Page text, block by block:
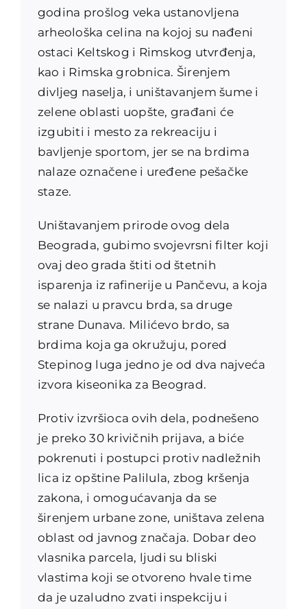
godina prošlog veka ustanovljena
arheološka celina na kojoj su nađeni
ostaci Keltskog i Rimskog utvrđenja,
kao i Rimska grobnica. Širenjem
divljeg naselja, i uništavanjem šume i
zelene oblasti uopšte, građani će
izgubiti i mesto za rekreaciju i
bavljenje sportom, jer se na brdima
nalaze označene i uređene pešačke
staze.
Uništavanjem prirode ovog dela
Beograda, gubimo svojevrsni filter koji
ovaj deo grada štiti od štetnih
isparenja iz rafinerije u Pančevu, a koja
se nalazi u pravcu brda, sa druge
strane Dunava. Milićevo brdo, sa
brdima koja ga okružuju, pored
Stepinog luga jedno je od dva najveća
izvora kiseonika za Beograd.
Protiv izvršioca ovih dela, podnešeno
je preko 30 krivičnih prijava, a biće
pokrenuti i postupci protiv nadležnih
lica iz opštine Palilula, zbog kršenja
zakona, i omogućavanja da se
širenjem urbane zone, uništava zelena
oblast od javnog značaja. Dobar deo
vlasnika parcela, ljudi su bliski
vlastima koji se otvoreno hvale time
da je uzaludno zvati inspekciju i